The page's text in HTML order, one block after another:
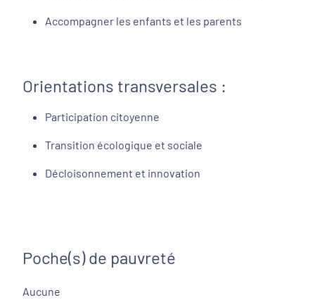
Accompagner les enfants et les parents
Orientations transversales :
Participation citoyenne
Transition écologique et sociale
Décloisonnement et innovation
Poche(s) de pauvreté
Aucune